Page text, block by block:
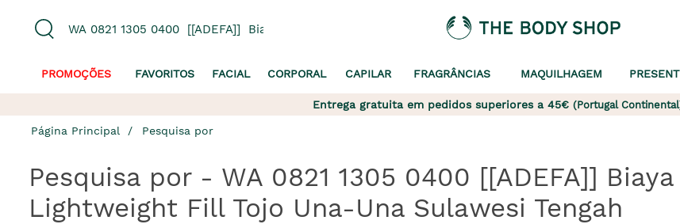
PROMOÇÕES FAVORITOS FACIAL CORPORAL CAPILAR FRAGRÂNCIAS MAQUILHAGEM
Entrega gratuita em pedidos superiores a 45€ (Portugal
Página Principal Pesquisa por
Pesquisa por - WA 0821 1305 0400 [[ADEFA]]
Lightweight Fill Tojo Una-Una Sulawesi Tengah